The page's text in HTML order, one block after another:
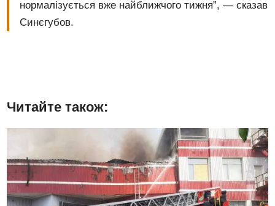
нормалізується вже найближчого тижня”, — сказав
Синєгубов.
Читайте також: